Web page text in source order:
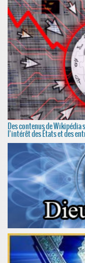
Des contenus de Wikipédia
l’intérêt des États et des